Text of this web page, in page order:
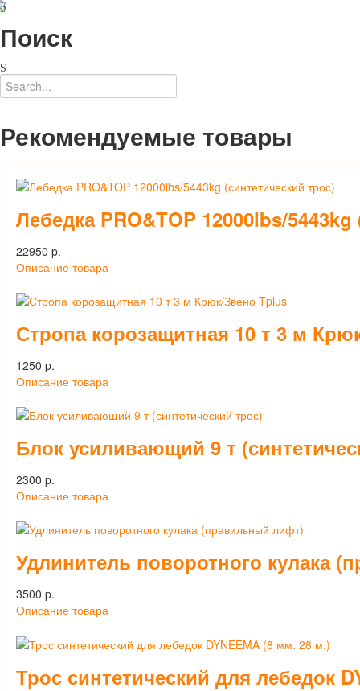
Поиск
Рекомендуемые товары
Лебедка PRO&TOP 12000lbs/
22950 p.
Описание товара
Стропа корозащитная 10 т 3 м
1250 p.
Описание товара
Блок усиливающий 9 т
2300 p.
Описание товара
Удлинитель поворотного кулака
3500 p.
Описание товара
Трос синтетический для лебедок